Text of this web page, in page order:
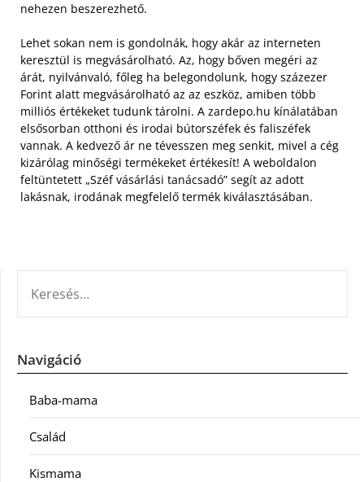
nehezen beszerezhető.
Lehet sokan nem is gondolnák, hogy akár az interneten
keresztül is megvásárolható. Az, hogy bőven megéri az
árát, nyilvánvaló, főleg ha belegondolunk, hogy százezer
Forint alatt megvásárolható az az eszköz, amiben több
milliós értékeket tudunk tárolni. A zardepo.hu kínálatában
elsősorban otthoni és irodai bútorszéfek és faliszéfek
vannak. A kedvező ár ne tévesszen meg senkit, mivel a cég
kizárólag minőségi termékeket értékesít! A weboldalon
feltüntetett „Széf vásárlási tanácsadó” segít az adott
lakásnak, irodának megfelelő termék kiválasztásában.
Navigáció
Baba-mama
Család
Kismama